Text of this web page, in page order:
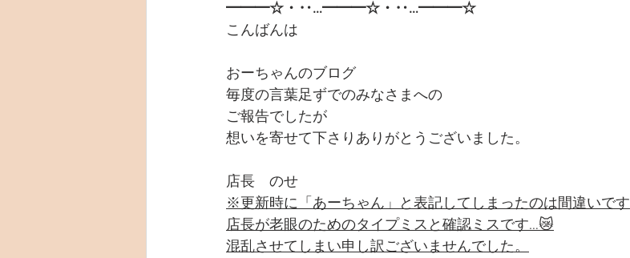
━━━☆・‥…━━━☆・‥…━━━☆
こんばんは
おーちゃんのブログ
毎度の言葉足ずでのみなさまへの
ご報告でしたが
想いを寄せて下さりありがとうございました。
店長　のせ
※更新時に「あーちゃん」と表記してしまったのは間違いです
店長が老眼のためのタイプミスと確認ミスです…😿
混乱させてしまい申し訳ございませんでした。